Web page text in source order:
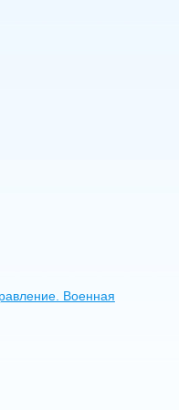
Военная